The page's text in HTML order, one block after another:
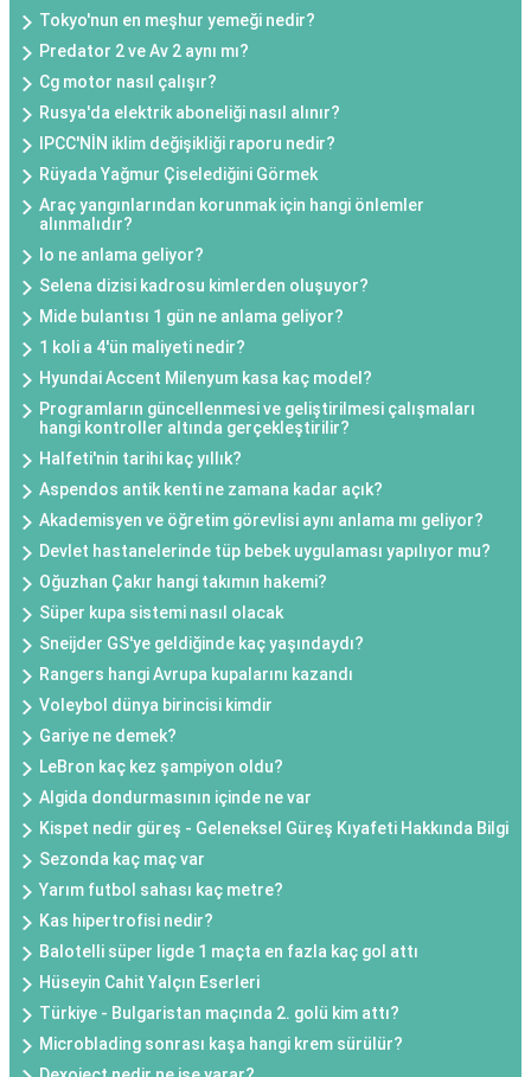
Tokyo'nun en meşhur yemeği nedir?
Predator 2 ve Av 2 aynı mı?
Cg motor nasıl çalışır?
Rusya'da elektrik aboneliği nasıl alınır?
IPCC'NİN iklim değişikliği raporu nedir?
Rüyada Yağmur Çiselediğini Görmek
Araç yangınlarından korunmak için hangi önlemler
alınmalıdır?
Io ne anlama geliyor?
Selena dizisi kadrosu kimlerden oluşuyor?
Mide bulantısı 1 gün ne anlama geliyor?
1 koli a 4'ün maliyeti nedir?
Hyundai Accent Milenyum kasa kaç model?
Programların güncellenmesi ve geliştirilmesi çalışmaları
hangi kontroller altında gerçekleştirilir?
Halfeti'nin tarihi kaç yıllık?
Aspendos antik kenti ne zamana kadar açık?
Akademisyen ve öğretim görevlisi aynı anlama mı geliyor?
Devlet hastanelerinde tüp bebek uygulaması yapılıyor mu?
Oğuzhan Çakır hangi takımın hakemi?
Süper kupa sistemi nasıl olacak
Sneijder GS'ye geldiğinde kaç yaşındaydı?
Rangers hangi Avrupa kupalarını kazandı
Voleybol dünya birincisi kimdir
Gariye ne demek?
LeBron kaç kez şampiyon oldu?
Algida dondurmasının içinde ne var
Kispet nedir güreş - Geleneksel Güreş Kıyafeti Hakkında Bilgi
Sezonda kaç maç var
Yarım futbol sahası kaç metre?
Kas hipertrofisi nedir?
Balotelli süper ligde 1 maçta en fazla kaç gol attı
Hüseyin Cahit Yalçın Eserleri
Türkiye - Bulgaristan maçında 2. golü kim attı?
Microblading sonrası kaşa hangi krem sürülür?